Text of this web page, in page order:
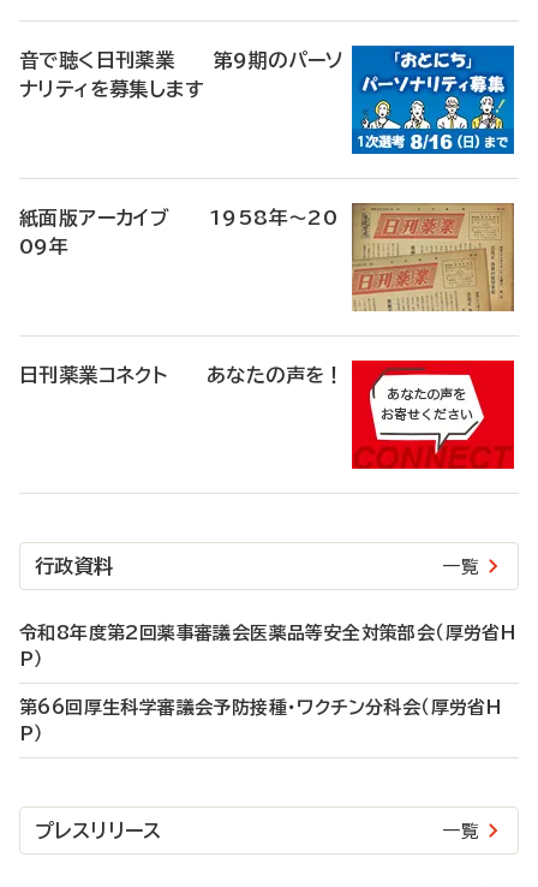
音で聴く日刊薬業 第9期のパーソ
ナリティを募集します
紙面版アーカイブ 1958年～20
09年
日刊薬業コネクト あなたの声を！
行政資料 一覧
令和8年度第2回薬事審議会医薬品等安全対策部会（厚労省H
P）
第66回厚生科学審議会予防接種・ワクチン分科会（厚労省H
P）
プレスリリース 一覧